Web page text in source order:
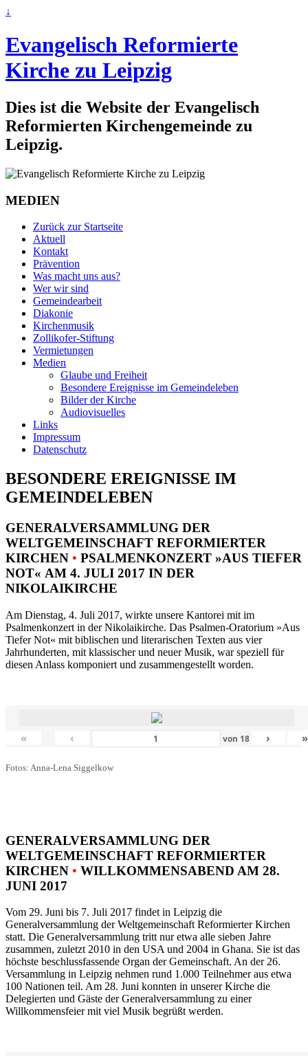
↓
Evangelisch Reformierte
Kirche zu Leipzig
Dies ist die Website der Evangelisch
Reformierten Kirchengemeinde zu
Leipzig.
MEDIEN
Zurück zur Startseite
Aktuell
Kontakt
Prävention
Was macht uns aus?
Wer wir sind
Gemeindearbeit
Diakonie
Kirchenmusik
Zollikofer-Stiftung
Vermietungen
Medien
Glaube und Freiheit
Besondere Ereignisse im Gemeindeleben
Bilder der Kirche
Audiovisuelles
Links
Impressum
Datenschutz
BESONDERE EREIGNISSE IM
GEMEINDELEBEN
GENERALVERSAMMLUNG DER
WELTGEMEINSCHAFT REFORMIERTER
KIRCHEN • PSALMENKONZERT »AUS TIEFER
NOT« AM 4. JULI 2017 IN DER
NIKOLAIKIRCHE
Am Dienstag, 4. Juli 2017, wirkte unsere Kantorei mit im
Psalmenkonzert in der Nikolaikirche. Das Psalmen-Oratorium »Aus
Tiefer Not« mit biblischen und literarischen Texten aus vier
Jahrhunderten, mit klassischer und neuer Musik, war speziell für
diesen Anlass komponiert und zusammengestellt worden.
« ‹ von 18 › »
Fotos: Anna-Lena Siggelkow
GENERALVERSAMMLUNG DER
WELTGEMEINSCHAFT REFORMIERTER
KIRCHEN • WILLKOMMENSABEND AM 28.
JUNI 2017
Vom 29. Juni bis 7. Juli 2017 findet in Leipzig die
Generalversammlung der Weltgemeinschaft Reformierter Kirchen
statt. Die Generalversammlung tritt nur etwa alle sieben Jahre
zusammen, zuletzt 2010 in den USA und 2004 in Ghana. Sie ist das
höchste beschlussfassende Organ der Gemeinschaft. An der 26.
Versammlung in Leipzig nehmen rund 1.000 Teilnehmer aus etwa
100 Nationen teil. Am 28. Juni konnten in unserer Kirche die
Delegierten und Gäste der Generalversammlung zu einer
Willkommensfeier mit viel Musik begrüßt werden.